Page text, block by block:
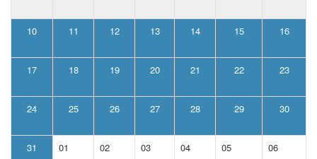
10 11 12 13 14 15 16
17 18 19 20 21 22 23
24 25 26 27 28 29 30
31 01 02 03 04 05 06